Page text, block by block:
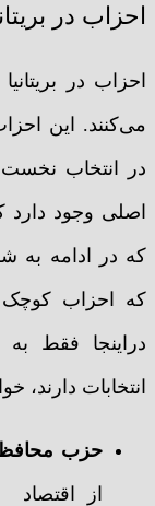
احزاب در
احزاب در
می‌کنند. این
در انتخاب
اصلی وجود
که در ادامه به
که احزاب کوچک
دراینجا فقط
انتخابات دارند،
حزب
از اقتصاد